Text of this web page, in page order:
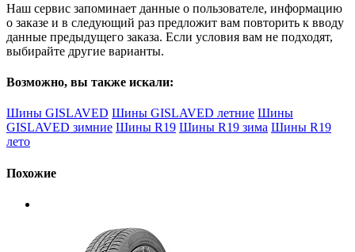
Наш сервис запоминает данные о пользователе, информацию
о заказе и в следующий раз предложит вам повторить к вводу
данные предыдущего заказа. Если условия вам не подходят,
выбирайте другие варианты.
Возможно, вы также искали:
Шины GISLAVED Шины GISLAVED летние Шины
GISLAVED зимние Шины R19 Шины R19 зима Шины R19
лето
Похожие